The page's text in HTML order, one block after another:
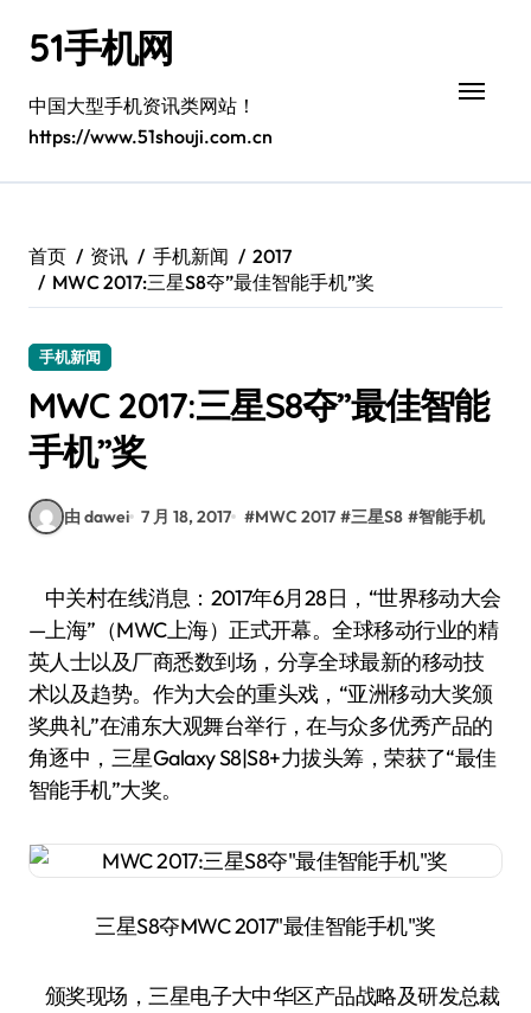
51手机网
中国大型手机资讯类网站！
https://www.51shouji.com.cn
首页 资讯 手机新闻
2017
MWC 2017:三星S8夺”最佳智能手机”奖
手机新闻
MWC 2017:三星S8夺”最佳智能
手机”奖
由 dawei 7 月 18, 2017 #MWC 2017 #三星S8 #智能手机
中关村在线消息：2017年6月28日，“世界移动大会
—上海”（MWC上海）正式开幕。全球移动行业的精
英人士以及厂商悉数到场，分享全球最新的移动技
术以及趋势。作为大会的重头戏，“亚洲移动大奖颁
奖典礼”在浦东大观舞台举行，在与众多优秀产品的
角逐中，三星Galaxy S8|S8+力拔头筹，荣获了“最佳
智能手机”大奖。
三星S8夺MWC 2017"最佳智能手机"奖
颁奖现场，三星电子大中华区产品战略及研发总裁